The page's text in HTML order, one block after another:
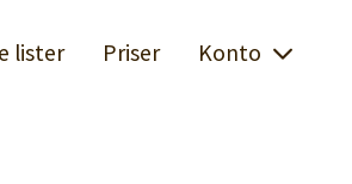
lister Priser Konto